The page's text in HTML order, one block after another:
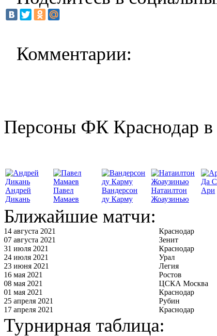
Комментарии:
Персоны ФК Краснодар в
Андрей
Дикань
Павел
Мамаев
Вандерсон
ду Карму
Натаилтон
Жоаузинью
Да
Ари
Ближайшие матчи:
14 августа 2021
Краснодар
07 августа 2021
Зенит
31 июля 2021
Краснодар
24 июля 2021
Урал
23 июня 2021
Легия
16 мая 2021
Ростов
08 мая 2021
ЦСКА Москва
01 мая 2021
Краснодар
25 апреля 2021
Рубин
17 апреля 2021
Краснодар
Турнирная таблица: